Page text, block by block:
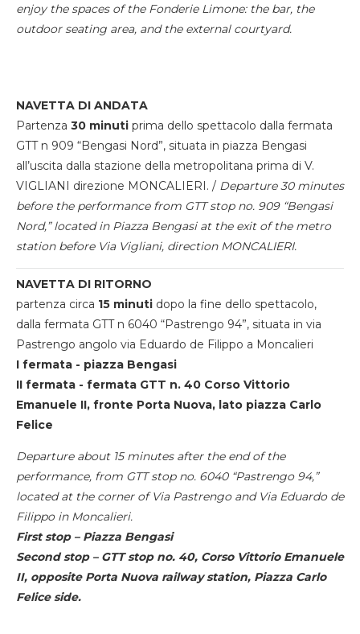
enjoy the spaces of the Fonderie Limone: the bar, the
outdoor seating area, and the external courtyard.
NAVETTA DI ANDATA
Partenza 30 minuti prima dello spettacolo dalla fermata
GTT n 909 “Bengasi Nord”, situata in piazza Bengasi
all’uscita dalla stazione della metropolitana prima di V.
VIGLIANI direzione MONCALIERI. / Departure 30 minutes
before the performance from GTT stop no. 909 “Bengasi
Nord,” located in Piazza Bengasi at the exit of the metro
station before Via Vigliani, direction MONCALIERI.
NAVETTA DI RITORNO
partenza circa 15 minuti dopo la fine dello spettacolo,
dalla fermata GTT n 6040 “Pastrengo 94”, situata in via
Pastrengo angolo via Eduardo de Filippo a Moncalieri
I fermata - piazza Bengasi
II fermata - fermata GTT n. 40 Corso Vittorio
Emanuele II, fronte Porta Nuova, lato piazza Carlo
Felice
Departure about 15 minutes after the end of the
performance, from GTT stop no. 6040 “Pastrengo 94,”
located at the corner of Via Pastrengo and Via Eduardo de
Filippo in Moncalieri.
First stop – Piazza Bengasi
Second stop – GTT stop no. 40, Corso Vittorio Emanuele
II, opposite Porta Nuova railway station, Piazza Carlo
Felice side.